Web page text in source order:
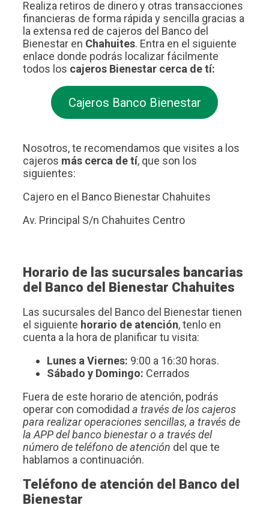
Realiza retiros de dinero y otras transacciones
financieras de forma rápida y sencilla gracias a
la extensa red de cajeros del Banco del
Bienestar en Chahuites. Entra en el siguiente
enlace donde podrás localizar fácilmente
todos los cajeros Bienestar cerca de tí:
Cajeros Banco Bienestar
Nosotros, te recomendamos que visites a los
cajeros más cerca de tí, que son los
siguientes:
Cajero en el Banco Bienestar Chahuites
Av. Principal S/n Chahuites Centro
Horario de las sucursales bancarias
del Banco del Bienestar Chahuites
Las sucursales del Banco del Bienestar tienen
el siguiente horario de atención, tenlo en
cuenta a la hora de planificar tu visita:
Lunes a Viernes: 9:00 a 16:30 horas.
Sábado y Domingo: Cerrados
Fuera de este horario de atención, podrás
operar con comodidad a través de los cajeros
para realizar operaciones sencillas, a través de
la APP del banco bienestar o a través del
número de teléfono de atención del que te
hablamos a continuación.
Teléfono de atención del Banco del
Bienestar